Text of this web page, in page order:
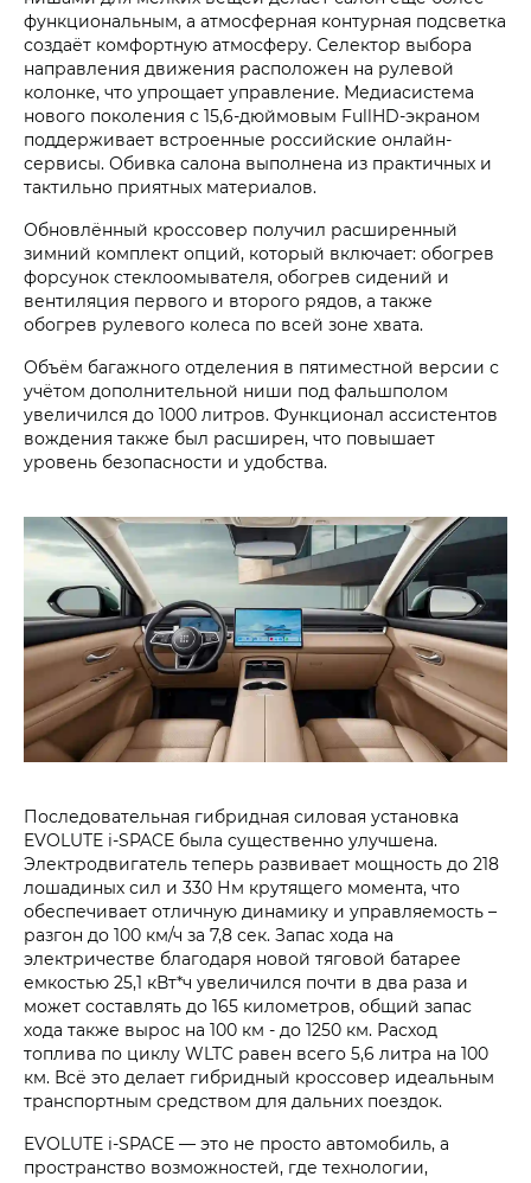
функциональным, а атмосферная контурная подсветка
создаёт комфортную атмосферу. Селектор выбора
направления движения расположен на рулевой
колонке, что упрощает управление. Медиасистема
нового поколения с 15,6-дюймовым FullHD-экраном
поддерживает встроенные российские онлайн-
сервисы. Обивка салона выполнена из практичных и
тактильно приятных материалов.
Обновлённый кроссовер получил расширенный
зимний комплект опций, который включает: обогрев
форсунок стеклоомывателя, обогрев сидений и
вентиляция первого и второго рядов, а также
обогрев рулевого колеса по всей зоне хвата.
Объём багажного отделения в пятиместной версии с
учётом дополнительной ниши под фальшполом
увеличился до 1000 литров. Функционал ассистентов
вождения также был расширен, что повышает
уровень безопасности и удобства.
Последовательная гибридная силовая установка
EVOLUTE i‑SPACE была существенно улучшена.
Электродвигатель теперь развивает мощность до 218
лошадиных сил и 330 Нм крутящего момента, что
обеспечивает отличную динамику и управляемость –
разгон до 100 км/ч за 7,8 сек. Запас хода на
электричестве благодаря новой тяговой батарее
емкостью 25,1 кВт*ч увеличился почти в два раза и
может составлять до 165 километров, общий запас
хода также вырос на 100 км - до 1250 км. Расход
топлива по циклу WLTC равен всего 5,6 литра на 100
км. Всё это делает гибридный кроссовер идеальным
транспортным средством для дальних поездок.
EVOLUTE i‑SPACE — это не просто автомобиль, а
пространство возможностей, где технологии,